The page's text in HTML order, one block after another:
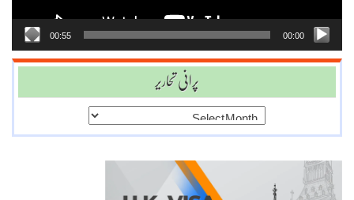
00:00
00:55
پرانی تحاریر